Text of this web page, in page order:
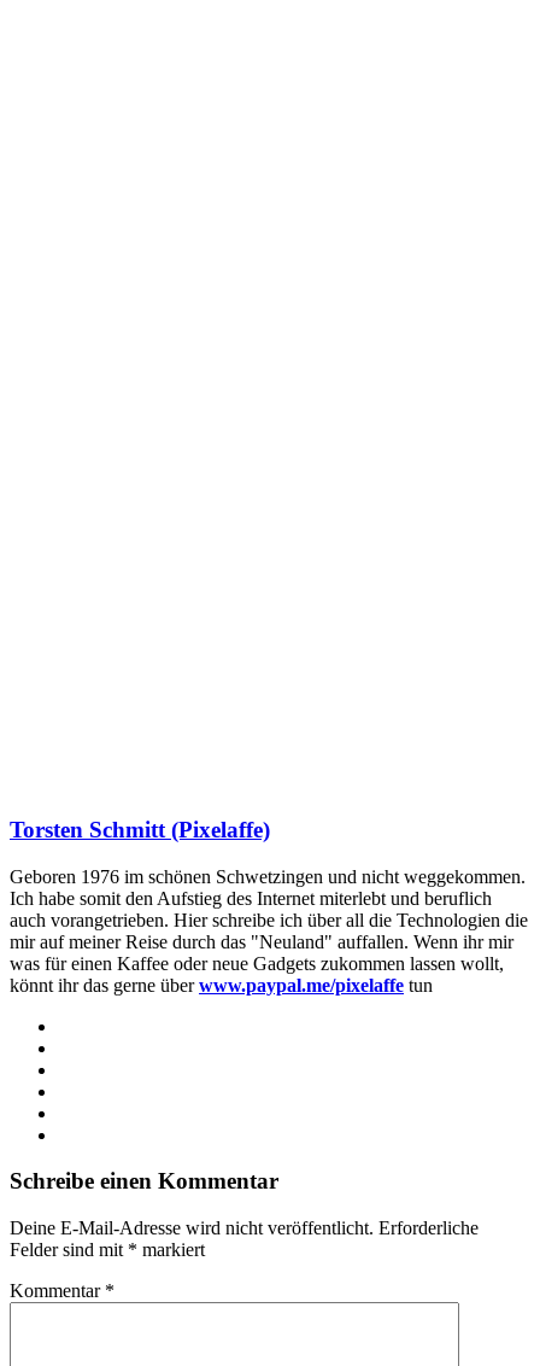
Torsten Schmitt (Pixelaffe)
Geboren 1976 im schönen Schwetzingen und nicht weggekommen.
Ich habe somit den Aufstieg des Internet miterlebt und beruflich
auch vorangetrieben. Hier schreibe ich über all die Technologien die
mir auf meiner Reise durch das "Neuland" auffallen. Wenn ihr mir
was für einen Kaffee oder neue Gadgets zukommen lassen wollt,
könnt ihr das gerne überwww.paypal.me/pixelaffe tun
Schreibe einen Kommentar
Deine E-Mail-Adresse wird nicht veröffentlicht. Erforderliche
Felder sind mit * markiert
Kommentar *